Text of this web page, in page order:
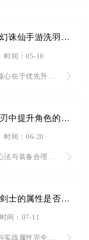
如何升级梦幻诛仙手游洗羽翼技能槽位
时间：05-10
怎样在影之刃中提升角色的悟性能力
时间：06-20
提升角色悟性核心靠等级成长、心法与装备合理搭配、铸魂系统解锁...
全民奇迹魔剑士的属性是否与装备有关
时间：07-11